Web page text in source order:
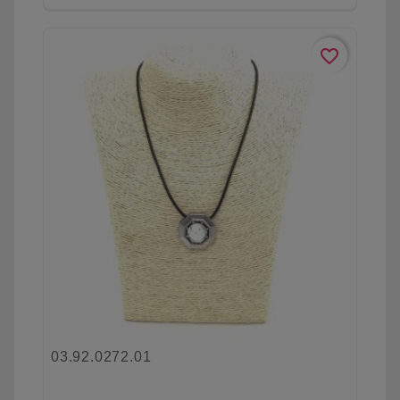
favorite_border
03.92.0272.01